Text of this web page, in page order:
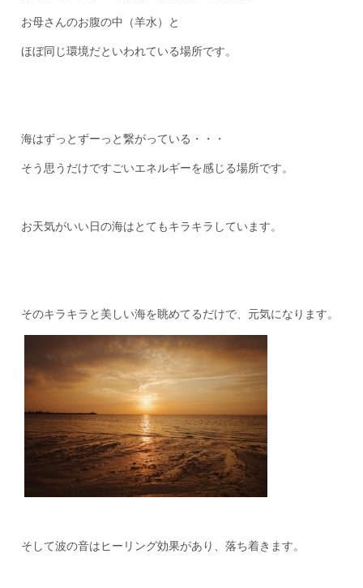
お母さんのお腹の中（羊水）と
ほぼ同じ環境だといわれている場所です。
海はずっとずーっと繋がっている・・・
そう思うだけですごいエネルギーを感じる場所です。
お天気がいい日の海はとてもキラキラしています。
そのキラキラと美しい海を眺めてるだけで、元気になります。
そして波の音はヒーリング効果があり、落ち着きます。